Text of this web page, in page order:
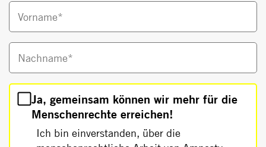
Vorname*
Nachname*
Ja, gemeinsam können wir mehr für die
Menschenrechte erreichen!
Ich bin einverstanden, über die